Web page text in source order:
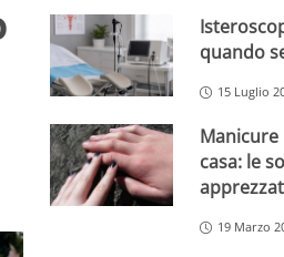
quando
15 Luglio
Manicure
casa: le
19 Marzo